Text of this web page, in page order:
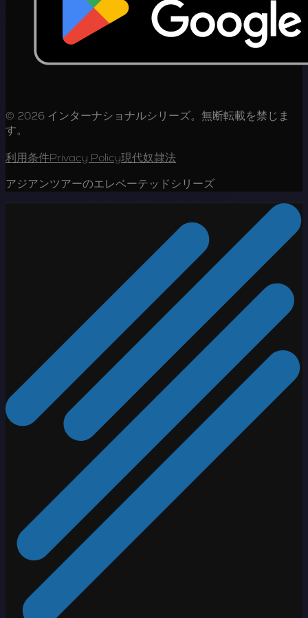
© 2026 インターナショナルシリーズ。無断転載を禁じま
す。
利用条件Privacy Policy現代奴隷法
アジアンツアーのエレベーテッドシリーズ